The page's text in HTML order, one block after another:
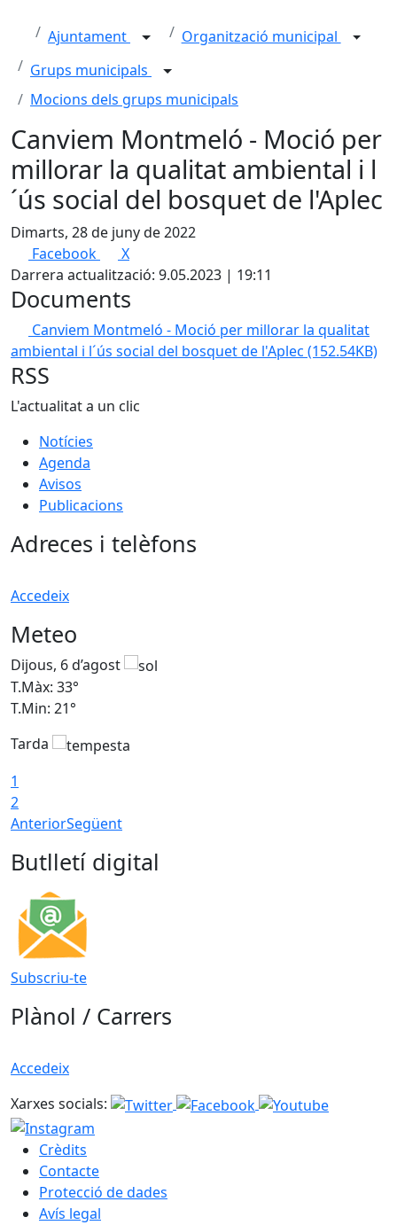
Ajuntament
Organització municipal
Grups municipals
Mocions dels grups municipals
Canviem Montmeló - Moció per
millorar la qualitat ambiental i l
´ús social del bosquet de l'Aplec
Dimarts, 28 de juny de 2022
Facebook
X
Darrera actualització: 9.05.2023 | 19:11
Documents
Canviem Montmeló - Moció per millorar la qualitat
ambiental i l´ús social del bosquet de l'Aplec (152.54KB)
RSS
L'actualitat a un clic
Notícies
Agenda
Avisos
Publicacions
Adreces i telèfons
Accedeix
Meteo
Dijous, 6 d’agost
T.Màx: 33°
T.Min: 21°
Tarda
1
2
AnteriorSegüent
Butlletí digital
Subscriu-te
Plànol / Carrers
Accedeix
Xarxes socials:
Crèdits
Contacte
Protecció de dades
Avís legal